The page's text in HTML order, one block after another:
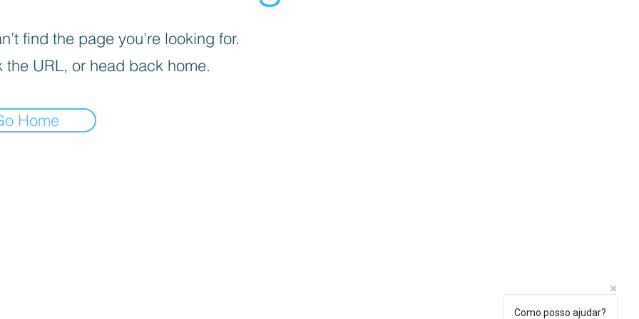
find the page you’re looking for.
the URL, or head back home.
Home
Como posso ajudar?